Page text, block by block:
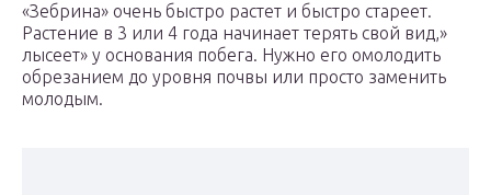
«Зебрина» очень быстро растет и быстро стареет.
Растение в 3 или 4 года начинает терять свой вид,»
лысеет» у основания побега. Нужно его омолодить
обрезанием до уровня почвы или просто заменить
молодым.